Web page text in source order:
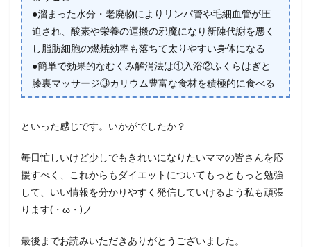
●溜まった水分・老廃物によりリンパ管や毛細血管が圧
迫され、酸素や栄養の運搬の邪魔になり新陳代謝を悪く
し脂肪細胞の燃焼効率も落ちて太りやすい身体になる
●簡単で効果的なむくみ解消法は①入浴②ふくらはぎと
膝裏マッサージ③カリウム豊富な食材を積極的に食べる
といった感じです。いかがでしたか？
毎日忙しいけど少しでもきれいになりたいママの皆さんを応
援すべく、これからもダイエットについてもっともっと勉強
して、いい情報を分かりやすく発信していけるよう私も頑張
ります(・ω・)ノ
最後までお読みいただきありがとうございました。